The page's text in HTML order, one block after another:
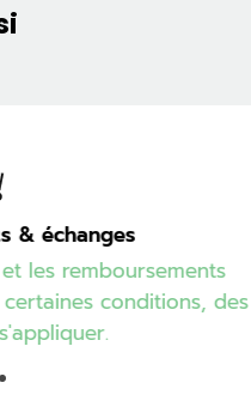
& échanges
les remboursements
conditions, des